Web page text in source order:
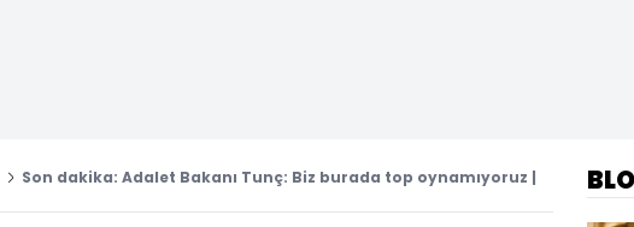
Son dakika: Adalet Bakanı Tunç: Biz burada top oynamıyoruz |